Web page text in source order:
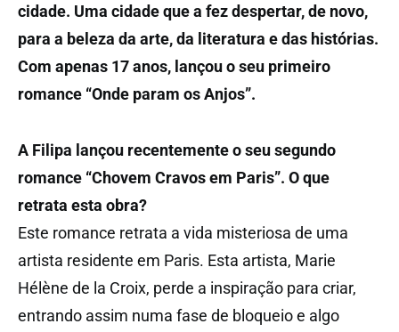
cidade. Uma cidade que a fez despertar, de novo,
para a beleza da arte, da literatura e das histórias.
Com apenas 17 anos, lançou o seu primeiro
romance “Onde param os Anjos”.
A Filipa lançou recentemente o seu segundo
romance “Chovem Cravos em Paris”. O que
retrata esta obra?
Este romance retrata a vida misteriosa de uma
artista residente em Paris. Esta artista, Marie
Hélène de la Croix, perde a inspiração para criar,
entrando assim numa fase de bloqueio e algo